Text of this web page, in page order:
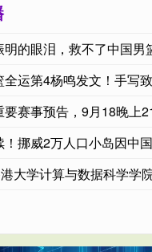
眼泪，救不了中国男篮？体
第4杨鸣发文！手写致谢赛区
要赛事预告，9月18晚上
威2万人口小岛因中国游客堵车
学计算与数据科学学院落户上